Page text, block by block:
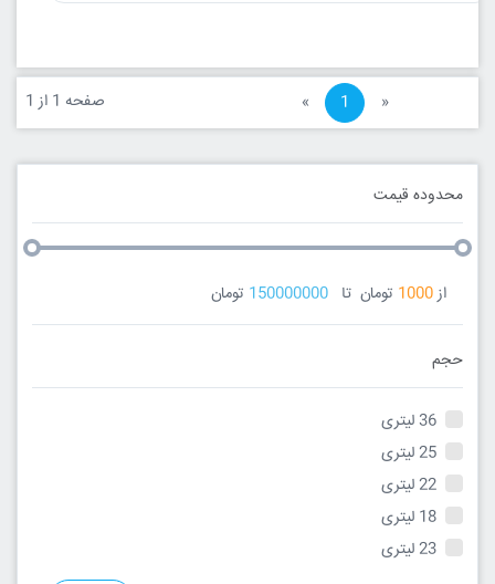
« 1 » صفحه 1 از 1
محدوده قیمت
از1000 تومان تا 150000000 تومان
حجم
36 لیتری
25 لیتری
22 لیتری
18 لیتری
23 لیتری